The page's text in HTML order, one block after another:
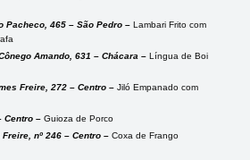
Pacheco, 465 – São Pedro – Lambari Frito com
Amando, 631 – Chácara – Língua de Boi
Freire, 272 – Centro – Jiló Empanado com
Centro – Guioza de Porco
nº 246 – Centro – Coxa de Frango